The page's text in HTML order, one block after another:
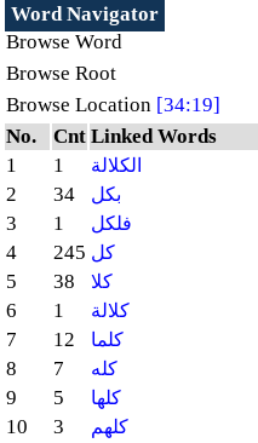
Word Navigator
Browse Word
Browse Root
Browse Location [34:19]
No.
Cnt Linked Words
1
1 الكلالة
2 34 بكل
3 1 فلكل
4 245 كل
5 38 كلا
6 1 كلالة
7 12 كلما
8 7 كله
9 5 كلها
10 3 كلهم